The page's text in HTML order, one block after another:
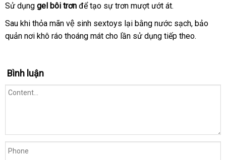
Sử dụng gel bôi trơn để tạo sự trơn mượt ướt átbỏ
.
Sau khi thỏa mãn vệ sinh sextoys lại bằng nước sạchamazon
, bảo
quản nơi khô ráo thoáng mát cho lần sử dụng tiếp theoquà
.
Bình luận